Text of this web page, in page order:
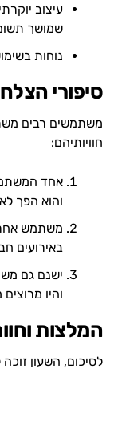
עיצוב
שמושך
נוחות
סיפורי
משתמשים רבים
חוויותיהם:
אחד
והוא הפך
משתמש
באירועים
ישנם גם
והיו
המלצות
לסיכום, השעון